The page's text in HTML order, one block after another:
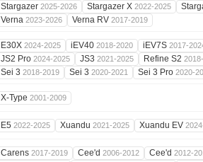
Stargazer 2025-2026 Stargazer X 2022-2025
Verna 2023-2026 Verna RV 2017-2019
E30X 2024-2025 iEV40 2018-2020 iEV7S 2017-
JS2 Pro 2024-2025 JS3 2021-2025 Refine S2
Sei 3 2018-2019 Sei 3 2020-2021 Sei 3 Pro 2020-
X-Type 2001-2009
E5 2022-2025 Xuandu 2021-2025 Xuandu EV
Carens 2017-2019 Cee'd 2006-2012 Cee'd 2012-